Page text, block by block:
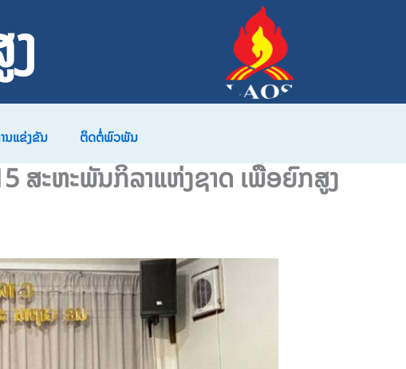
ນແຂ່ງຂັນ ຕິດຕໍ່ພົວພັນ
ສະຫະພັນກິລາແຫ່ງຊາດ ເພື່ອຍົກສູງ